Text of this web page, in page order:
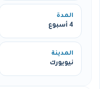
المدة
4 أسبوع
المدينة
نيويورك